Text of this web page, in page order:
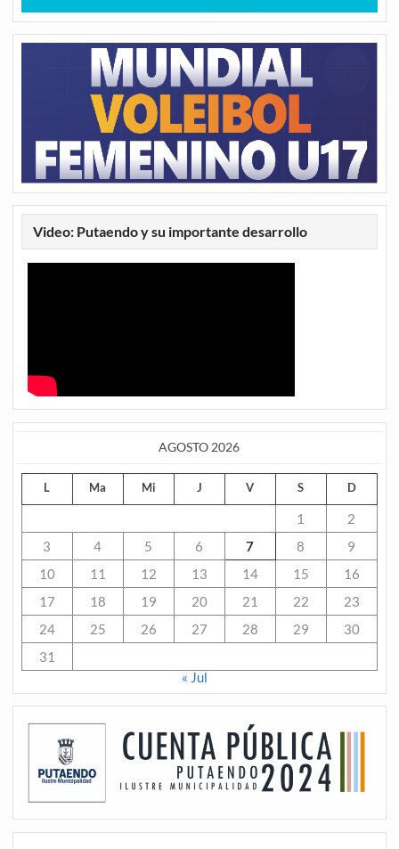
Video: Putaendo y su importante desarrollo
AGOSTO 2026
L Ma Mi J V S D
1
2
3
4 5 6 7 8
9
10
11 12 13 14 15
16
17
18 19 20 21 22
23
24
25 26 27 28 29
30
31
« Jul